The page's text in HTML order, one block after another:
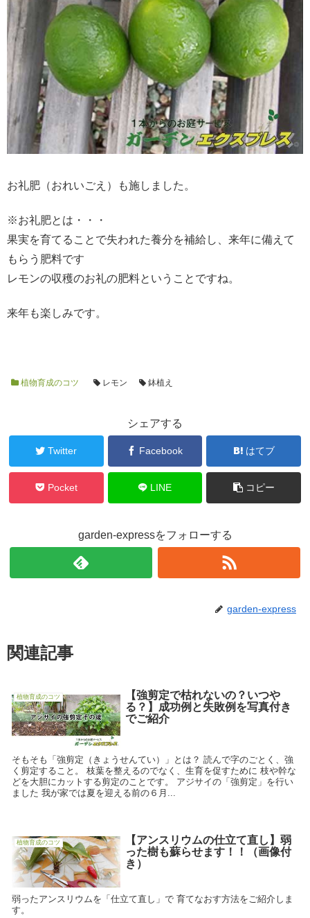
お礼肥（おれいごえ）も施しました。
※お礼肥とは・・・
果実を育てることで失われた養分を補給し、来年に備えて
もらう肥料です
レモンの収穫のお礼の肥料ということですね。
来年も楽しみです。
植物育成のコツ レモン 鉢植え
シェアする
Twitter Facebook はてブ
Pocket LINE コピー
garden-expressをフォローする
garden-express
関連記事
植物育成のコツ
【強剪定で枯れないの？いつや
る？】成功例と失敗例を写真付き
でご紹介
そもそも「強剪定（きょうせんてい）」とは？ 読んで字のごとく、強
く剪定すること。 枝葉を整えるのでなく、生育を促すために 枝や幹な
どを大胆にカットする剪定のことです。 アジサイの「強剪定」を行い
ました 我が家では夏を迎える前の６月...
植物育成のコツ
【アンスリウムの仕立て直し】弱
った樹も蘇らせます！！（画像付
き）
弱ったアンスリウムを「仕立て直し」で 育てなおす方法をご紹介しま
す。